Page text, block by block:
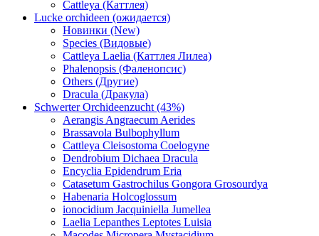
Cattleya (Каттлея)
Lucke orchideen (ожидается)
Новинки (New)
Species (Видовые)
Cattleya Laelia (Каттлея Лилеа)
Phalenopsis (Фаленопсис)
Others (Другие)
Dracula (Дракула)
Schwerter Orchideenzucht (43%)
Aerangis Angraecum Aerides
Brassavola Bulbophyllum
Cattleya Cleisostoma Coelogyne
Dendrobium Dichaea Dracula
Encyclia Epidendrum Eria
Catasetum Gastrochilus Gongora Grosourdya
Habenaria Holcoglossum
ionocidium Jacquiniella Jumellea
Laelia Lepanthes Leptotes Luisia